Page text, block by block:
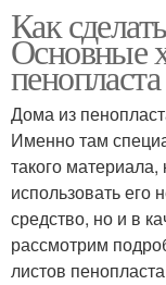
Как
Основные
пенопласта
Дома из
Именно там
такого
использовать его
средство, но и в
рассмотрим
листов